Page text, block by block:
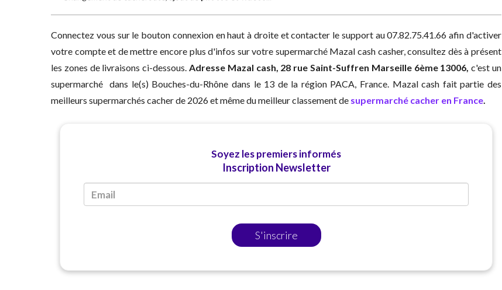
Connectez vous sur le bouton connexion en haut à droite et contacter le support au 07.82.75.41.66 afin d'activer
votre compte et de mettre encore plus d'infos sur votre supermarché Mazal cash casher, consultez dès à présent
les zones de livraisons ci-dessous. Adresse Mazal cash, 28 rue Saint-Suffren Marseille 6ème 13006, c'est un
supermarché dans le(s) Bouches-du-Rhône dans le 13 de la région PACA, France. Mazal cash fait partie des
meilleurs supermarchés cacher de 2026 et même du meilleur classement de supermarché cacher en France.
Soyez les premiers informés
Inscription Newsletter
S'inscrire